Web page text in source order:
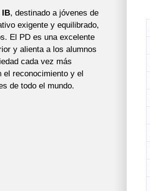
IB, destinado a jóvenes de
exigente y equilibrado,
El PD es una excelente
y alienta a los alumnos
cada vez más
el reconocimiento y el
de todo el mundo.